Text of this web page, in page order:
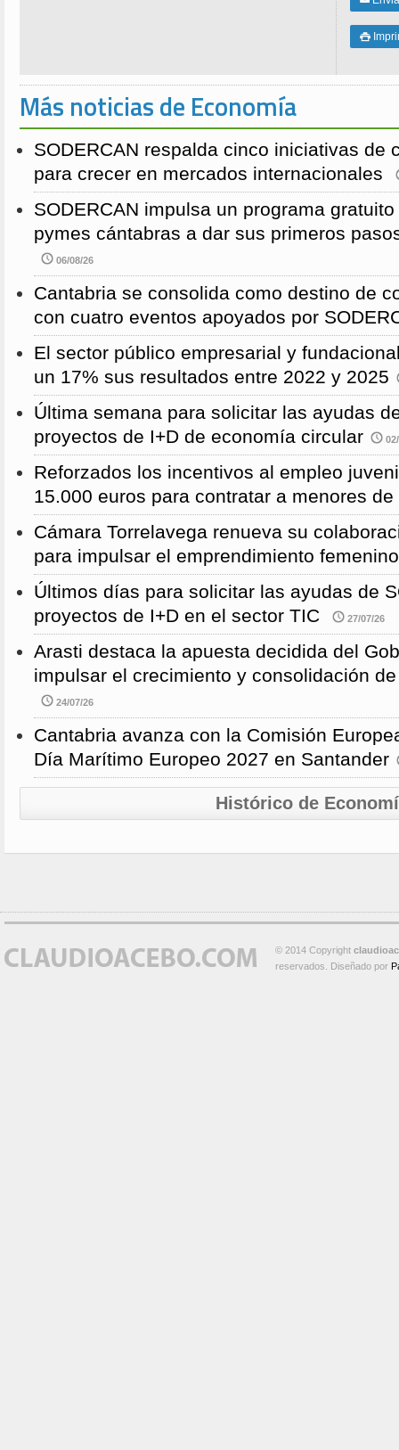

Más noticias de Economía
SODERCAN respalda cinco iniciativas de
para crecer en mercados internacionales
SODERCAN impulsa un programa
pymes cántabras a dar sus primeros
06/08/26
Cantabria se consolida como destino de
con cuatro eventos apoyados por
El sector público empresarial y
un 17% sus resultados entre 2022 y 2025
Última semana para solicitar las ayudas
proyectos de I+D de economía circular
Reforzados los incentivos al empleo
15.000 euros para contratar a menores
Cámara Torrelavega renueva su
para impulsar el emprendimiento femenino
Últimos días para solicitar las ayudas de
proyectos de I+D en el sector TIC
27/07/26
Arasti destaca la apuesta decidida del
impulsar el crecimiento y consolidación
24/07/26
Cantabria avanza con la Comisión
Día Marítimo Europeo 2027 en Santander
Histórico de
© 2014 Copyright
reservados. Diseñado por